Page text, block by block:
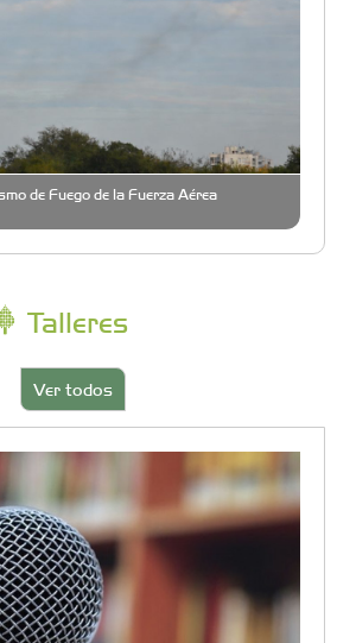
de Fuego de la Fuerza Aérea
Talleres
Ver todos